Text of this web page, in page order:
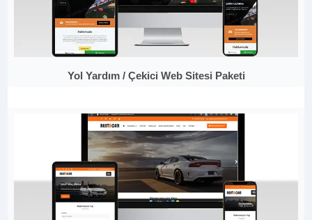
Yol Yardım / Çekici Web Sitesi Paketi